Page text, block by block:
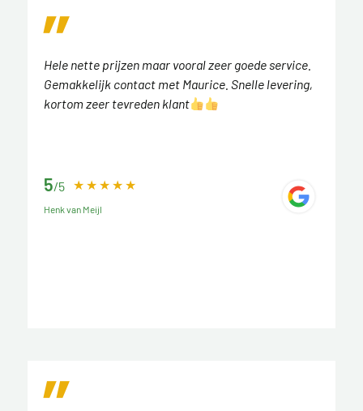
Hele nette prijzen maar vooral zeer goede service.
Gemakkelijk contact met Maurice. Snelle levering,
kortom zeer tevreden klant
5/5
Henk van Meijl